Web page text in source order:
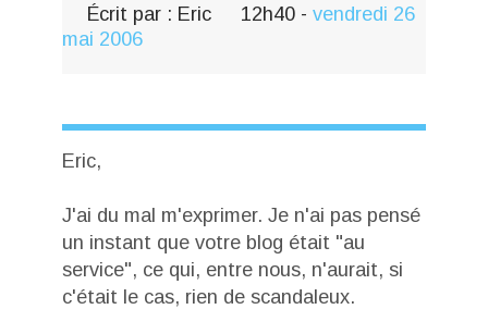
Écrit par : Eric 12h40 -vendredi 26
mai 2006
Eric,
J'ai du mal m'exprimer. Je n'ai pas pensé
un instant que votre blog était "au
service", ce qui, entre nous, n'aurait, si
c'était le cas, rien de scandaleux.